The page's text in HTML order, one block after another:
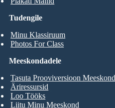
Tudengile
Minu Klassiruum
Photos For Class
Meeskondadele
Tasuta Prooviversioon
Äriressursid
Loo Tööks
Liitu Minu Meeskond